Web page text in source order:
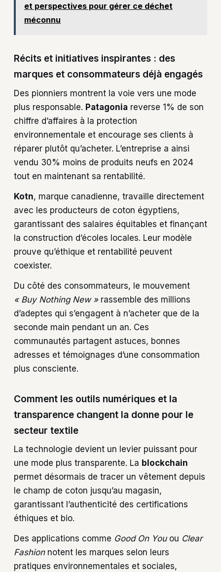
et perspectives pour gérer ce déchet
méconnu
Récits et initiatives inspirantes : des
marques et consommateurs déjà engagés
Des pionniers montrent la voie vers une mode
plus responsable. Patagonia reverse 1% de son
chiffre d’affaires à la protection
environnementale et encourage ses clients à
réparer plutôt qu’acheter. L’entreprise a ainsi
vendu 30% moins de produits neufs en 2024
tout en maintenant sa rentabilité.
Kotn, marque canadienne, travaille directement
avec les producteurs de coton égyptiens,
garantissant des salaires équitables et finançant
la construction d’écoles locales. Leur modèle
prouve qu’éthique et rentabilité peuvent
coexister.
Du côté des consommateurs, le mouvement
« Buy Nothing New »rassemble des millions
d’adeptes qui s’engagent à n’acheter que de la
seconde main pendant un an. Ces
communautés partagent astuces, bonnes
adresses et témoignages d’une consommation
plus consciente.
Comment les outils numériques et la
transparence changent la donne pour le
secteur textile
La technologie devient un levier puissant pour
une mode plus transparente. La blockchain
permet désormais de tracer un vêtement depuis
le champ de coton jusqu’au magasin,
garantissant l’authenticité des certifications
éthiques et bio.
Des applications comme Good On Youou Clear
Fashionnotent les marques selon leurs
pratiques environnementales et sociales,